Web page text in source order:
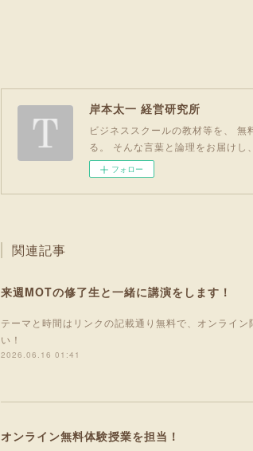
岸本太一 経営研究所
ビジネススクールの教材等を、
る。 そんな言葉と論理をお届けし
フォロー
関連記事
来週MOTの修了生と一緒に講演をします！
テーマと時間はリンクの記載通り無料で、オンライ
い！
2026.06.16 01:41
オンライン無料体験授業を担当！